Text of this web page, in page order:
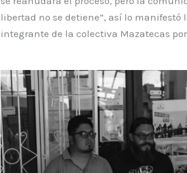
libertad no se detiene”, así lo manifestó
integrante de la colectiva Mazatecas